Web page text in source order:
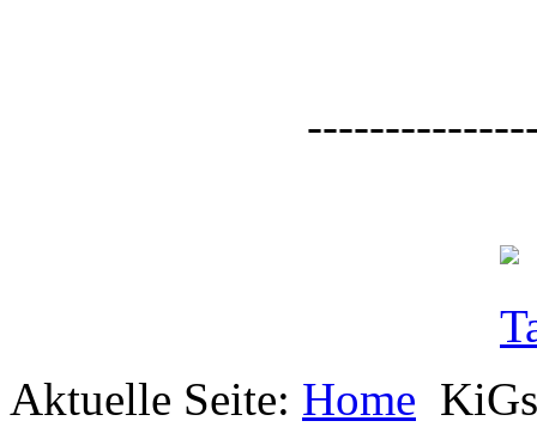
Aktuelle Seite: Home